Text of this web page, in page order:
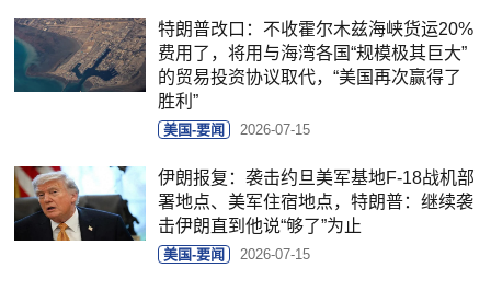
特朗普改口：不收霍尔木兹海峡货运20%
费用了，将用与海湾各国“规模极其巨大”
的贸易投资协议取代，“美国再次赢得了
胜利”
美国-要闻 2026-07-15
伊朗报复：袭击约旦美军基地F-18战机部
署地点、美军住宿地点，特朗普：继续袭
击伊朗直到他说“够了”为止
美国-要闻 2026-07-15